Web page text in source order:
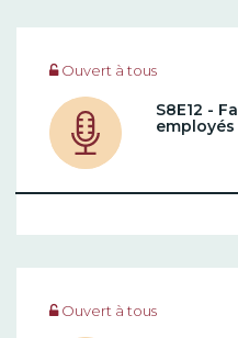
Ouvert à tous
S8E12 -
Ouvert à tous